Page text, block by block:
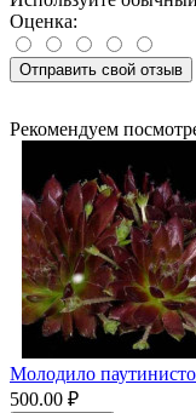
Оценка:
Отправить свой отзыв
Рекомендуем
Молодило
500.00 ₽